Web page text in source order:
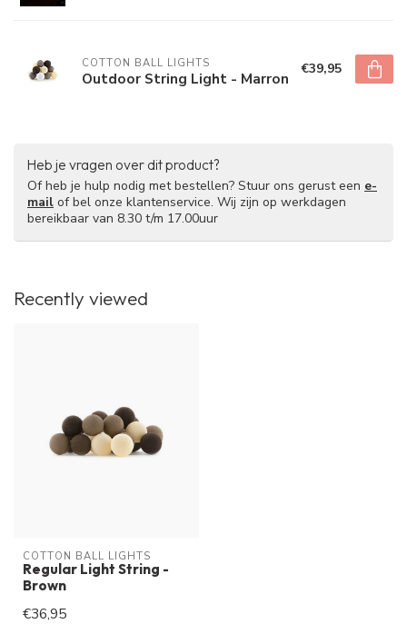
COTTON BALL LIGHTS
Outdoor String Light - Marron €39,95
Heb je vragen over dit product?
Of heb je hulp nodig met bestellen? Stuur ons gerust een e-
mail of bel onze klantenservice. Wij zijn op werkdagen
bereikbaar van 8.30 t/m 17.00uur
Recently viewed
COTTON BALL LIGHTS
Regular Light String -
Brown
€36,95